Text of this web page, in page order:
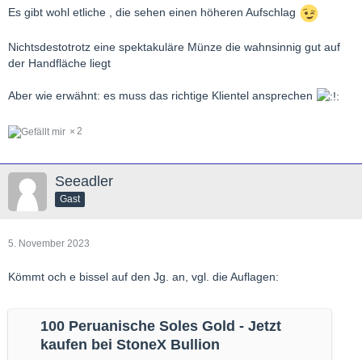
Es gibt wohl etliche , die sehen einen höheren Aufschlag
Nichtsdestotrotz eine spektakuläre Münze die wahnsinnig gut auf
der Handfläche liegt
Aber wie erwähnt: es muss das richtige Klientel ansprechen
2
Seeadler
Gast
5. November 2023
Kömmt och e bissel auf den Jg. an, vgl. die Auflagen:
100 Peruanische Soles Gold - Jetzt
kaufen bei StoneX Bullion